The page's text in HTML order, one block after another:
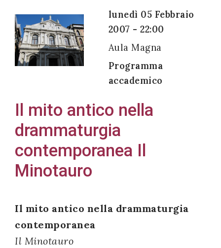
lunedì 05 Febbraio
2007 - 22:00
Aula Magna
Programma
accademico
Il mito antico nella
drammaturgia
contemporanea Il
Minotauro
Il mito antico nella drammaturgia
contemporanea
Il Minotauro
Acconsento
all'uso dei
miei dati
personali in
accordo
con il
196/03